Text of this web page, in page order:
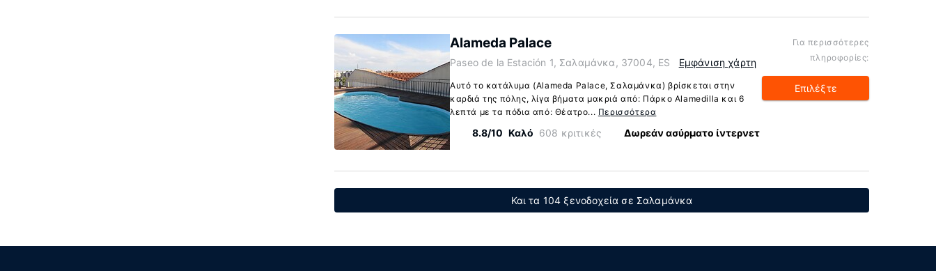
Alameda Palace
Paseo de la Estación 1, Σαλαμάνκα, 37004, ES Εμφάνιση χάρτη
Αυτό το κατάλυμα (Alameda Palace, Σαλαμάνκα) βρίσκεται στην
καρδιά της πόλης, λίγα βήματα μακριά από: Πάρκο Alamedilla και 6
λεπτά με τα πόδια από: Θέατρο... Περισσότερα
8.8/10 Καλό 608 κριτικές Δωρεάν ασύρματο ίντερνετ
Για περισσότερες
πληροφορίες:
Επιλέξτε
Και τα 104 ξενοδοχεία σε Σαλαμάνκα